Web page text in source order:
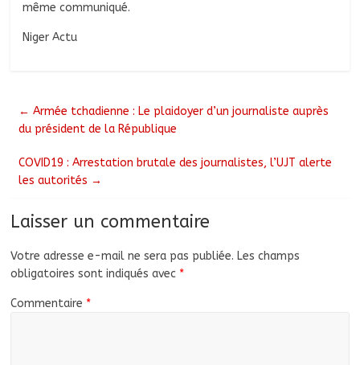
même communiqué.
Niger Actu
← Armée tchadienne : Le plaidoyer d’un journaliste auprès
du président de la République
COVID19 : Arrestation brutale des journalistes, l’UJT alerte
les autorités →
Laisser un commentaire
Votre adresse e-mail ne sera pas publiée. Les champs
obligatoires sont indiqués avec *
Commentaire *